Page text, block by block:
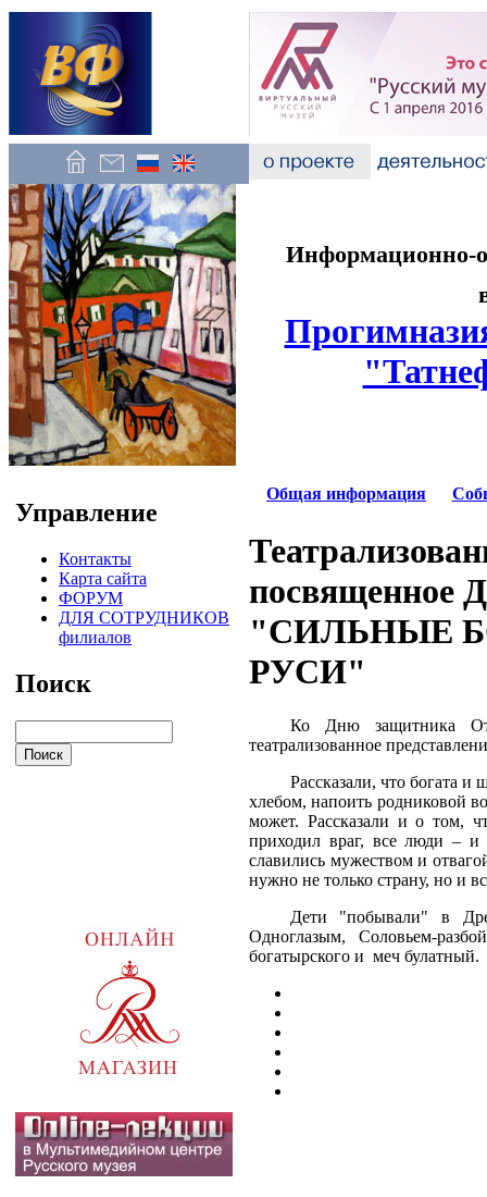
Управление
Контакты
Карта сайта
ФОРУМ
ДЛЯ СОТРУДНИКОВ
филиалов
Поиск
Информационно-
Общая информация
посвященное
"СИЛЬНЫЕ
РУСИ"
Ко Дню защитника
театрализованное
Рассказали, что богата и
хлебом, напоить родниковой
может. Рассказали и о том,
приходил враг, все люди –
славились мужеством и
нужно не только страну, но и
Дети "побывали" в
Одноглазым, Соловьем-
богатырского и меч булатный.